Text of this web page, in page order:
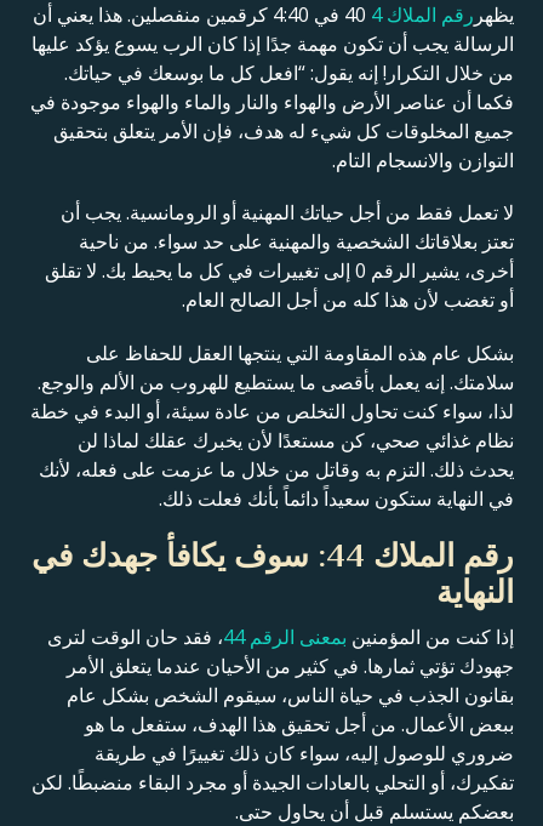
يظهر رقم الملاك 4
40 في 4:40 كرقمين منفصلين. هذا يعني أن
الرسالة يجب أن تكون مهمة جدًا إذا كان الرب يسوع يؤكد عليها
من خلال التكرار! إنه يقول: “افعل كل ما بوسعك في حياتك.
فكما أن عناصر الأرض والهواء والنار والماء والهواء موجودة في
جميع المخلوقات كل شيء له هدف، فإن الأمر يتعلق بتحقيق
التوازن والانسجام التام.
لا تعمل فقط من أجل حياتك المهنية أو الرومانسية. يجب أن
تعتز بعلاقاتك الشخصية والمهنية على حد سواء. من ناحية
أخرى، يشير الرقم 0 إلى تغييرات في كل ما يحيط بك. لا تقلق
أو تغضب لأن هذا كله من أجل الصالح العام.
بشكل عام هذه المقاومة التي ينتجها العقل للحفاظ على
سلامتك. إنه يعمل بأقصى ما يستطيع للهروب من الألم والوجع.
لذا، سواء كنت تحاول التخلص من عادة سيئة، أو البدء في خطة
نظام غذائي صحي، كن مستعدًا لأن يخبرك عقلك لماذا لن
يحدث ذلك. التزم به وقاتل من خلال ما عزمت على فعله، لأنك
في النهاية ستكون سعيداً دائماً بأنك فعلت ذلك.
رقم الملاك 44: سوف يكافأ جهدك في
النهاية
إذا كنت من المؤمنين بمعنى الرقم 44
، فقد حان الوقت لترى
جهودك تؤتي ثمارها. في كثير من الأحيان عندما يتعلق الأمر
بقانون الجذب في حياة الناس، سيقوم الشخص بشكل عام
ببعض الأعمال. من أجل تحقيق هذا الهدف، ستفعل ما هو
ضروري للوصول إليه، سواء كان ذلك تغييرًا في طريقة
تفكيرك، أو التحلي بالعادات الجيدة أو مجرد البقاء منضبطًا. لكن
بعضكم يستسلم قبل أن يحاول حتى.